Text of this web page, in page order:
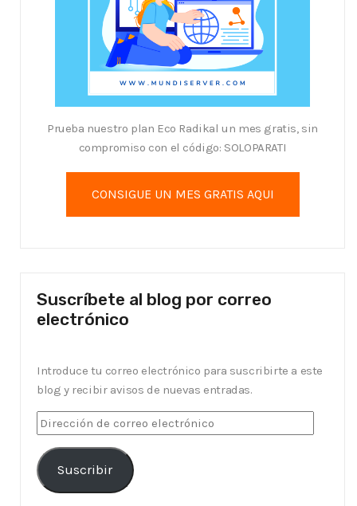
Prueba nuestro plan Eco Radikal un mes gratis, sin
compromiso con el código: SOLOPARATI
Suscríbete al blog por correo
electrónico
Introduce tu correo electrónico para suscribirte a este
blog y recibir avisos de nuevas entradas.
Suscribir